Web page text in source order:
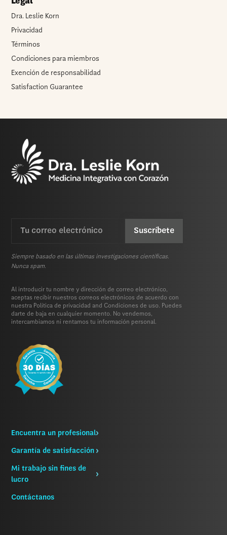
Dra. Leslie Korn
Privacidad
Términos
Condiciones para miembros
Exención de responsabilidad
Satisfaction Guarantee
Siempre basado en las últimas investigaciones científicas.
Nunca spam.
Al introducir tu nombre y dirección de correo electrónico,
aceptas recibir nuestros correos electrónicos de acuerdo con
nuestra Política de privacidad and Condiciones de uso. Puedes
darte de baja en cualquier momento. No vendemos,
intercambiamos ni rentamos tu información personal.
Encuentra un profesional
Garantía de satisfacción
Mi trabajo sin fines de
lucro
Contáctanos